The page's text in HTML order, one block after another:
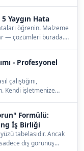
5 Yaygın Hata
öğrenin. Malzeme
— çözümleri burada.…
- Profesyonel
çalıştığını,
Kendi işletmenize
Formülü:
İş Birliği
tabelasıdır. Ancak
dış görünüş…